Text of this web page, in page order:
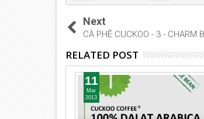
Next
CÀ PHÊ CUCKOO - 3 - CHARM
RELATED POST
11
Mar
2013